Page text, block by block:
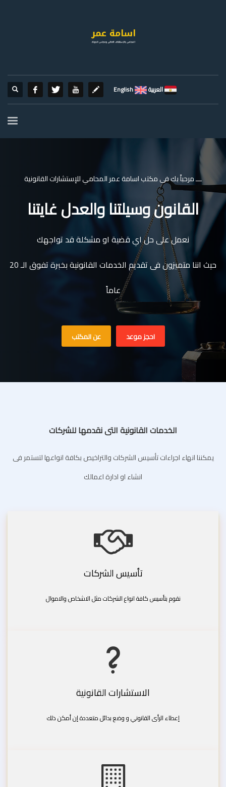
العربية English
ـــ مرحباً بك فى مكتب اسامة عمر المحامي للإستشارات القانونية
القانون وسيلتنا والعدل غايتنا
نعمل على حل اي قضية او مشكلة قد تواجهك
حيث اننا متميزون فى تقديم الخدمات القانونية بخبرة تفوق الـ 20
عاماً
احجز موعد عن المكتب
الخدمات القانونية التى نقدمها للشركات
يمكننا انهاء اجراءات تأسيس الشركات والتراخيص بكافة انواعها لتستمر فى
انشاء او ادارة اعمالك
تأسيس الشركات
نقوم بتأسيس كافة انواع الشركات مثل الاشخاص والاموال
الاستشارات القانونية
إعطاء الرأى القانوني و وضع بدائل متعددة إن أمكن ذلك